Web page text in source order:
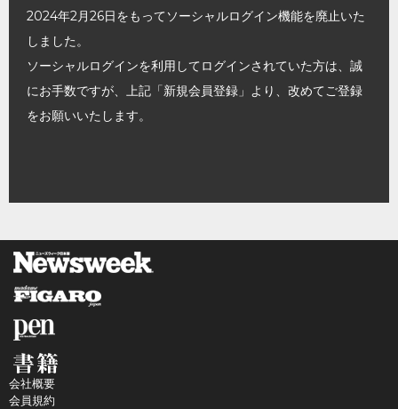
2024年2月26日をもってソーシャルログイン機能を廃止いた
しました。
ソーシャルログインを利用してログインされていた方は、誠
にお手数ですが、上記「新規会員登録」より、改めてご登録
をお願いいたします。
会社概要
会員規約